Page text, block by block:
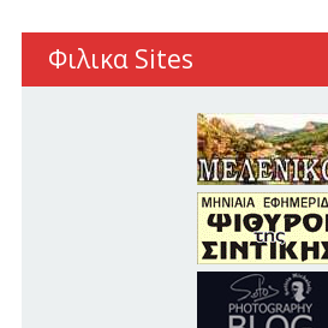
Φιλικα Sites